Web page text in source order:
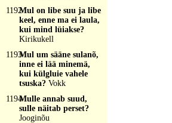
1192Mul on libe suu ja libe
keel, enne ma ei laula,
kui mind lüiakse?
Kirikukell
1193Mul um sääne sulanõ,
inne ei lää minemä,
kui külgluie vahele
tsuska? Vokk
1194Mulle annab suud,
sulle näitab perset?
Jooginõu